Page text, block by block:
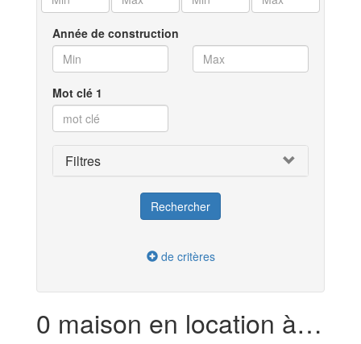
Année de construction
Mot clé 1
Filtres
de critères
0 maison en location à Troisvaux (62130)